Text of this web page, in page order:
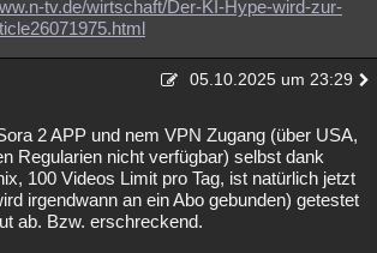
tv.de/wirtschaft/Der-KI-Hype-wird-zur-
05.10.2025 um 23:29
2 APP und nem VPN Zugang (über USA,
Regularien nicht verfügbar) selbst dank
100 Videos Limit pro Tag, ist natürlich jetzt
irgendwann an ein Abo gebunden) getestet
ab. Bzw. erschreckend.